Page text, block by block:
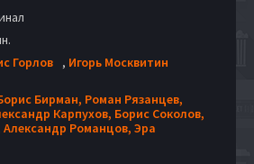
Горлов , Игорь Москвитин
Бирман, Роман Рязанцев,
Карпухов, Борис Соколов,
Александр Романцов, Эра